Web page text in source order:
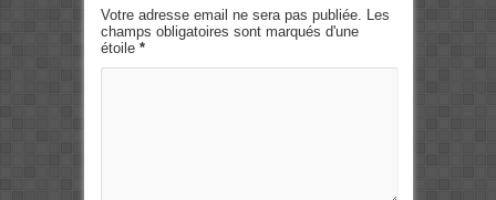
Votre adresse email ne sera pas publiée. Les
champs obligatoires sont marqués d'une
étoile *